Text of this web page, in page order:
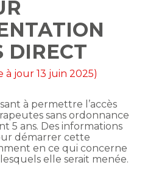
DIRECT
à jour 13 juin 2025)
à permettre l’accès
sans ordonnance
5 ans. Des informations
démarrer cette
en ce qui concerne
elle serait menée.